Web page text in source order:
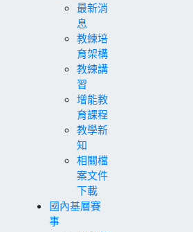
最新消
息
教練培
育架構
教練講
習
增能教
育課程
教學新
知
相關檔
案文件
下載
國內基層賽
事